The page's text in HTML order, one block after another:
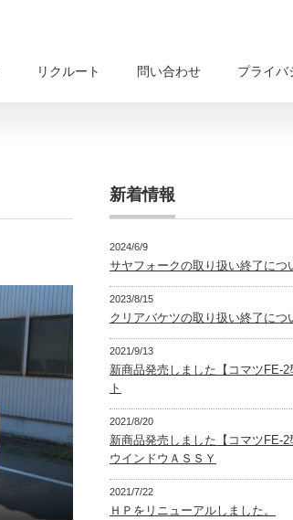
リクルート 問い合わせ プライバ
新着情報
2024/6/9
サヤフォークの取り扱い終了につ
2023/8/15
クリアバケツの取り扱い終了につ
2021/9/13
新商品発売しました【コマツFE-2
ト
2021/8/20
新商品発売しました【コマツFE-2
ウインドウＡＳＳＹ
2021/7/22
ＨＰをリニューアルしました。